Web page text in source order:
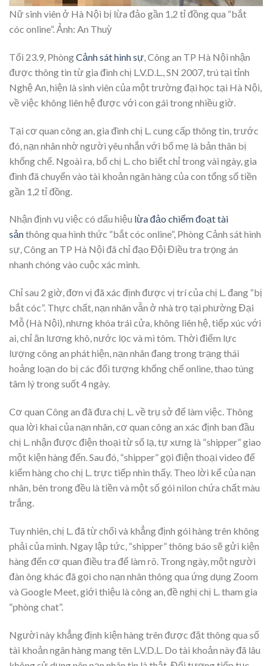
Nữ sinh viên ở Hà Nội bị lừa đảo gần 1,2 tỉ đồng qua “bắt
cóc online”. Ảnh: An Thuỳ
Tối 23.9, PhòngCảnh sát hình sự , Công an TP Hà Nội nhận
được thông tin từ gia đình chị L.V.D.L., SN 2007, trú tại tỉnh
Nghệ An, hiện là sinh viên của một trường đại học tại Hà Nội,
về việc không liên hệ được với con gái trong nhiều giờ.
Tại cơ quan công an, gia đình chị L. cung cấp thông tin, trước
đó, nạn nhân nhờ người yêu nhắn với bố mẹ là bản thân bị
khống chế. Ngoài ra, bố chị L. cho biết chỉ trong vài ngày, gia
đình đã chuyển vào tài khoản ngân hàng của con tổng số tiền
gần 1,2 tỉ đồng.
Nhận định vụ việc có dấu hiệu lừa đảo chiếm đoạt tài
sảnthông qua hình thức “bắt cóc online”, Phòng Cảnh sát hình
sự, Công an TP Hà Nội đã chỉ đạo Đội Điều tra trọng án
nhanh chóng vào cuộc xác minh.
Chỉ sau 2 giờ, đơn vị đã xác định được vị trí của chị L. đang “bị
bắt cóc”. Thực chất, nạn nhân vẫn ở nhà trọ tại phường Đại
Mỗ (Hà Nội), nhưng khóa trái cửa, không liên hệ, tiếp xúc với
ai, chỉ ăn lương khô, nước lọc và mì tôm. Thời điểm lực
lượng công an phát hiện, nạn nhân đang trong trạng thái
hoảng loạn do bị các đối tượng khống chế online, thao túng
tâm lý trong suốt 4 ngày.
Cơ quan Công an đã đưa chị L. về trụ sở để làm việc. Thông
qua lời khai của nạn nhân, cơ quan công an xác định ban đầu
chị L. nhận được điện thoại từ số lạ, tự xưng là “shipper” giao
một kiện hàng đến. Sau đó, “shipper” gọi điện thoại video để
kiểm hàng cho chị L. trực tiếp nhìn thấy. Theo lời kể của nạn
nhân, bên trong đều là tiền và một số gói nilon chứa chất màu
trắng.
Tuy nhiên, chị L. đã từ chối và khẳng định gói hàng trên không
phải của mình. Ngay lập tức, “shipper” thông báo sẽ gửi kiện
hàng đến cơ quan điều tra để làm rõ. Trong ngày, một người
đàn ông khác đã gọi cho nạn nhân thông qua ứng dụng Zoom
và Google Meet, giới thiệu là công an, đề nghị chị L. tham gia
“phòng chat”.
Người này khẳng định kiện hàng trên được đặt thông qua số
tài khoản ngân hàng mang tên L.V.D.L. Do tài khoản này đã lâu